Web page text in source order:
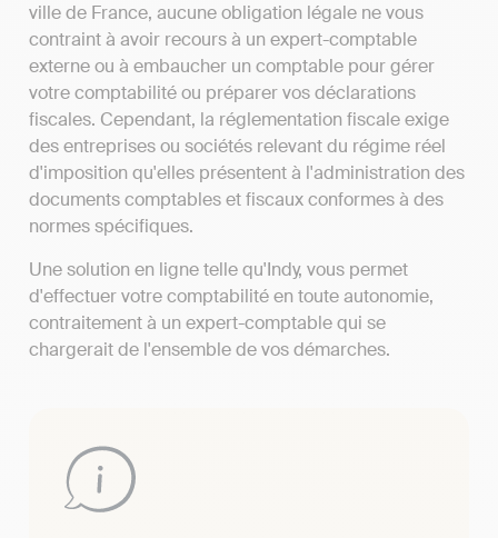
ville de France, aucune obligation légale ne vous
contraint à avoir recours à un expert-comptable
externe ou à embaucher un comptable pour gérer
votre comptabilité ou préparer vos déclarations
fiscales. Cependant, la réglementation fiscale exige
des entreprises ou sociétés relevant du régime réel
d'imposition qu'elles présentent à l'administration des
documents comptables et fiscaux conformes à des
normes spécifiques.
Une solution en ligne telle qu'Indy, vous permet
d'effectuer votre comptabilité en toute autonomie,
contraitement à un expert-comptable qui se
chargerait de l'ensemble de vos démarches.